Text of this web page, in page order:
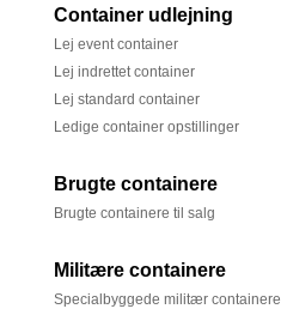
Container udlejning
Lej event container
Lej indrettet container
Lej standard container
Ledige container opstillinger
Brugte containere
Brugte containere til salg
Militære containere
Specialbyggede militær containere